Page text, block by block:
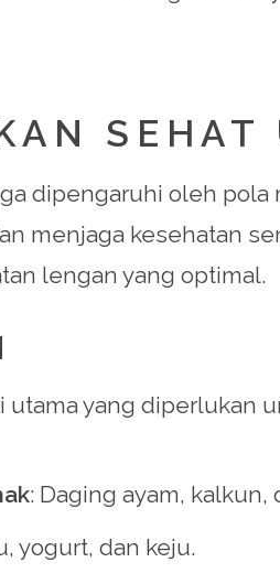
dipengaruhi oleh
menjaga kesehatan
lengan yang optimal.
utama yang diperlukan
: Daging ayam, kalkun,
yogurt, dan keju.